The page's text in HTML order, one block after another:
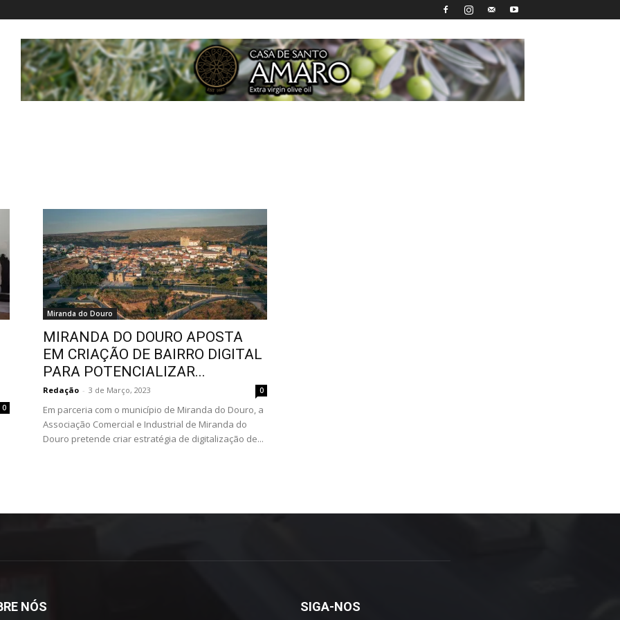
0
Miranda do Douro
MIRANDA DO DOURO APOSTA
EM CRIAÇÃO DE BAIRRO DIGITAL
PARA POTENCIALIZAR...
Redação - 3 de Março, 2023 0
Em parceria com o município de Miranda do Douro, a
Associação Comercial e Industrial de Miranda do
Douro pretende criar estratégia de digitalização de...
NÓS SIGA-NOS